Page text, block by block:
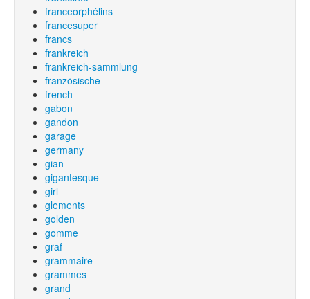
franceorphélins
francesuper
francs
frankreich
frankreich-sammlung
französische
french
gabon
gandon
garage
germany
gian
gigantesque
girl
glements
golden
gomme
graf
grammaire
grammes
grand